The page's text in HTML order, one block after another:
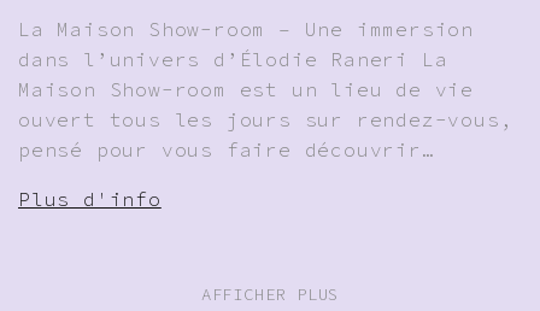
La Maison Show-room – Une immersion
dans l’univers d’Élodie Raneri La
Maison Show-room est un lieu de vie
ouvert tous les jours sur rendez-vous,
pensé pour vous faire découvrir…
Plus d'info
AFFICHER PLUS